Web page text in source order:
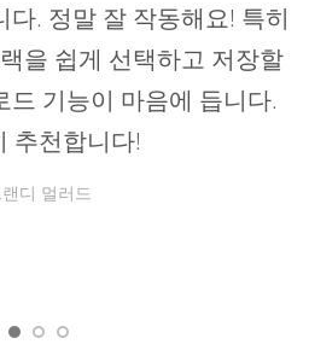
. 정말 잘 작동해요! 특히
을 쉽게 선택하고 저장할
드 기능이 마음에 듭니다.
추천합니다!
디 멀러드